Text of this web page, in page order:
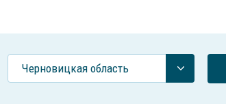
Черновицкая область